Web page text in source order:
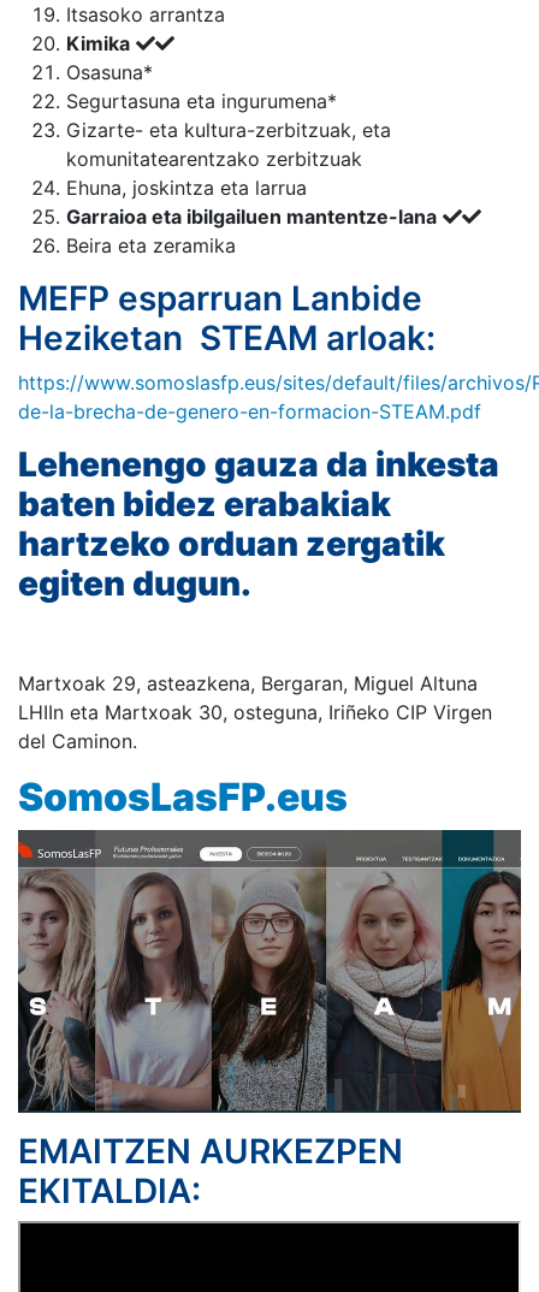
Itsasoko arrantza
Kimika
Osasuna*
Segurtasuna eta ingurumena*
Gizarte- eta kultura-zerbitzuak, eta
komunitatearentzako zerbitzuak
Ehuna, joskintza eta larrua
Garraioa eta ibilgailuen mantentze-lana
Beira eta zeramika
MEFP esparruan Lanbide
Heziketan STEAM arloak:
https://www.somoslasfp.eus/sites/default/files/archivos/
de-la-brecha-de-genero-en-formacion-STEAM.pdf
Lehenengo gauza da inkesta
baten bidez erabakiak
hartzeko orduan zergatik
egiten dugun.
Martxoak 29, asteazkena, Bergaran, Miguel Altuna
LHIIn eta Martxoak 30, osteguna, Iriñeko CIP Virgen
del Caminon.
SomosLasFP.eus
EMAITZEN AURKEZPEN
EKITALDIA: